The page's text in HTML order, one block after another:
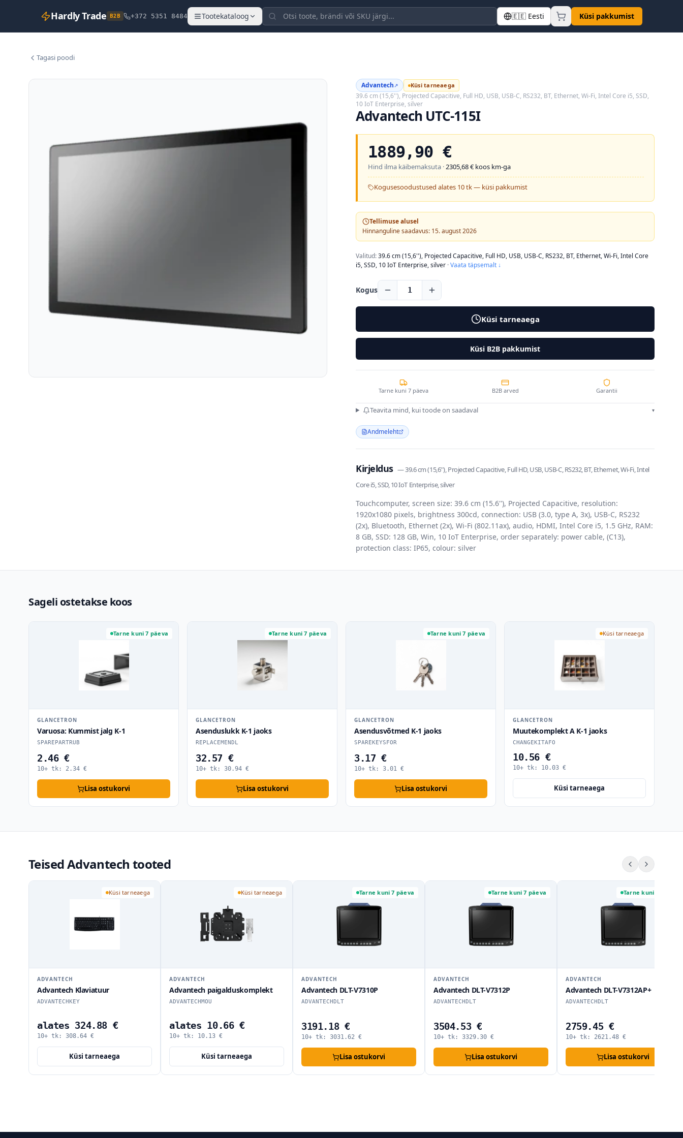
Hardly Trade B2B +372 5351 8484 Tootekataloog 🇪🇪 Eesti Küsi pakkumist
Tagasi poodi
Advantech↗ Küsi tarneaega
39.6 cm (15,6''), Projected Capacitive, Full HD, USB, USB-C, RS232, BT, Ethernet, Wi-Fi, Intel Core i5, SSD,
10 IoT Enterprise, silver
Advantech UTC-115I
1889,90 €
Hind ilma käibemaksuta ·2305,68€ koos km-ga
Kogusesoodustused alates 10 tk — küsi pakkumist
Tellimuse alusel
Hinnanguline saadavus: 15. august 2026
Valitud:39.6 cm (15,6''), Projected Capacitive, Full HD, USB, USB-C, RS232, BT, Ethernet, Wi-Fi, Intel Core
i5, SSD, 10 IoT Enterprise, silver ·Vaata täpsemalt ↓
Kogus 1
Küsi tarneaega
Küsi B2B pakkumist
Tarne kuni 7 päeva B2B arved Garantii
Teavita mind, kui toode on saadaval ▾
Andmeleht
Kirjeldus —39.6 cm (15,6''), Projected Capacitive, Full HD, USB, USB-C, RS232, BT, Ethernet, Wi-Fi, Intel
Core i5, SSD, 10 IoT Enterprise, silver
Touchcomputer, screen size: 39.6 cm (15.6''), Projected Capacitive, resolution:
1920x1080 pixels, brightness 300cd, connection: USB (3.0, type A, 3x), USB-C, RS232
(2x), Bluetooth, Ethernet (2x), Wi-Fi (802.11ax), audio, HDMI, Intel Core i5, 1.5 GHz, RAM:
8 GB, SSD: 128 GB, Win, 10 IoT Enterprise, order separately: power cable, (C13),
protection class: IP65, colour: silver
Sageli ostetakse koos
Tarne kuni 7 päeva
GLANCETRON
Varuosa: Kummist jalg K-1
SPAREPARTRUB
2.46 €
10+ tk: 2.34 €
Lisa ostukorvi
Tarne kuni 7 päeva
GLANCETRON
Asenduslukk K-1 jaoks
REPLACEMENDL
32.57 €
10+ tk: 30.94 €
Lisa ostukorvi
Tarne kuni 7 päeva
GLANCETRON
Asendusvõtmed K-1 jaoks
SPAREKEYSFOR
3.17 €
10+ tk: 3.01 €
Lisa ostukorvi
Küsi tarneaega
GLANCETRON
Muutekomplekt A K-1 jaoks
CHANGEKITAFO
10.56 €
10+ tk: 10.03 €
Küsi tarneaega
Teised Advantech tooted
Küsi tarneaega
ADVANTECH
Advantech Klaviatuur
ADVANTECHKEY
alates 324.88 €
10+ tk: 308.64 €
Küsi tarneaega
Küsi tarneaega
ADVANTECH
Advantech paigalduskomplekt
ADVANTECHMOU
alates 10.66 €
10+ tk: 10.13 €
Küsi tarneaega
Tarne kuni 7 päeva
ADVANTECH
Advantech DLT-V7310P
ADVANTECHDLT
3191.18 €
10+ tk: 3031.62 €
Lisa ostukorvi
Tarne kuni 7 päeva
ADVANTECH
Advantech DLT-V7312P
ADVANTECHDLT
3504.53 €
10+ tk: 3329.30 €
Lisa ostukorvi
Tarne kuni 7 päeva
ADVANTECH
Advantech DLT-V7312AP+
ADVANTECHDLT
2759.45 €
10+ tk: 2621.48 €
Lisa ostukorvi